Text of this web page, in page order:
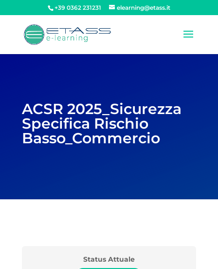
+39 0362 231231 elearning@etass.it
ACSR 2025_Sicurezza
Specifica Rischio
Basso_Commercio
Status Attuale